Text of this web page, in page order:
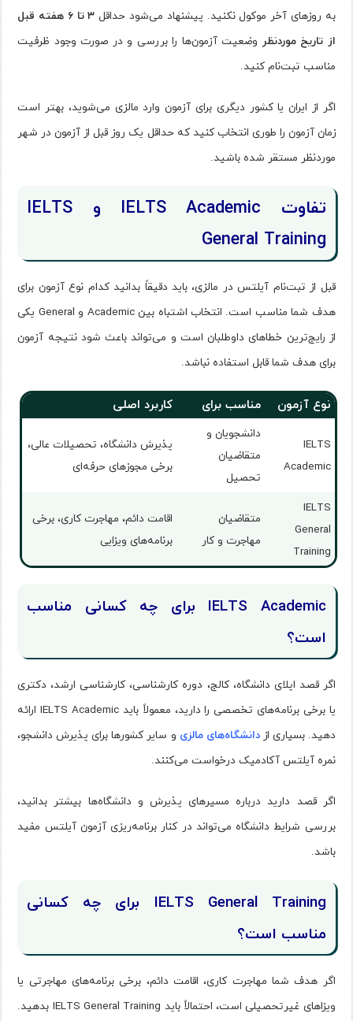
به روزهای آخر موکول نکنید. پیشنهاد می‌شود حداقل
۳ تا ۶ هفته قبل
از تاریخ موردنظر وضعیت آزمون‌ها را بررسی و در صورت وجود ظرفیت
مناسب ثبت‌نام کنید.
اگر از ایران یا کشور دیگری برای آزمون وارد مالزی می‌شوید، بهتر است
زمان آزمون را طوری انتخاب کنید که حداقل یک روز قبل از آزمون در شهر
موردنظر مستقر شده باشید.
تفاوت IELTS Academic و IELTS
General Training
قبل از ثبت‌نام آیلتس در مالزی، باید دقیقاً بدانید کدام نوع آزمون برای
هدف شما مناسب است. انتخاب اشتباه بین Academic و General یکی
از رایج‌ترین خطاهای داوطلبان است و می‌تواند باعث شود نتیجه آزمون
برای هدف شما قابل استفاده نباشد.
نوع آزمون مناسب برای کاربرد اصلی
IELTS
Academic
دانشجویان و
متقاضیان
تحصیل
پذیرش دانشگاه، تحصیلات عالی،
برخی مجوزهای حرفه‌ای
IELTS
General
Training
متقاضیان
مهاجرت و کار
اقامت دائم، مهاجرت کاری، برخی
برنامه‌های ویزایی
IELTS Academic برای چه کسانی مناسب
است؟
اگر قصد اپلای دانشگاه، کالج، دوره کارشناسی، کارشناسی ارشد، دکتری
یا برخی برنامه‌های تخصصی را دارید، معمولاً باید IELTS Academic ارائه
دهید. بسیاری ازدانشگاه‌های مالزی و سایر کشورها برای پذیرش دانشجو،
نمره آیلتس آکادمیک درخواست می‌کنند.
اگر قصد دارید درباره مسیرهای پذیرش و دانشگاه‌ها بیشتر بدانید،
بررسی شرایط دانشگاه می‌تواند در کنار برنامه‌ریزی آزمون آیلتس مفید
باشد.
IELTS General Training برای چه کسانی
مناسب است؟
اگر هدف شما مهاجرت کاری، اقامت دائم، برخی برنامه‌های مهاجرتی یا
ویزاهای غیرتحصیلی است، احتمالاً باید IELTS General Training بدهید.